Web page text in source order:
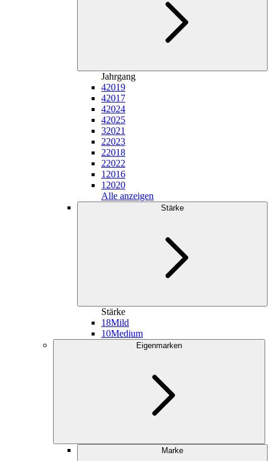
Jahrgang
42019
42017
42024
42025
32021
22023
22018
22022
1 2016
1 2020
Alle anzeigen
Stärke
Stärke
18Mild
10Medium
Eigenmarken
Marke